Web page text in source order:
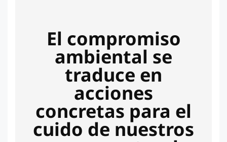
El compromiso
ambiental se
traduce en
acciones
concretas para el
cuido de nuestros